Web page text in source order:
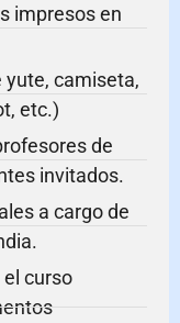
impresos en
yute, camiseta,
etc.)
de
invitados.
a cargo de
curso